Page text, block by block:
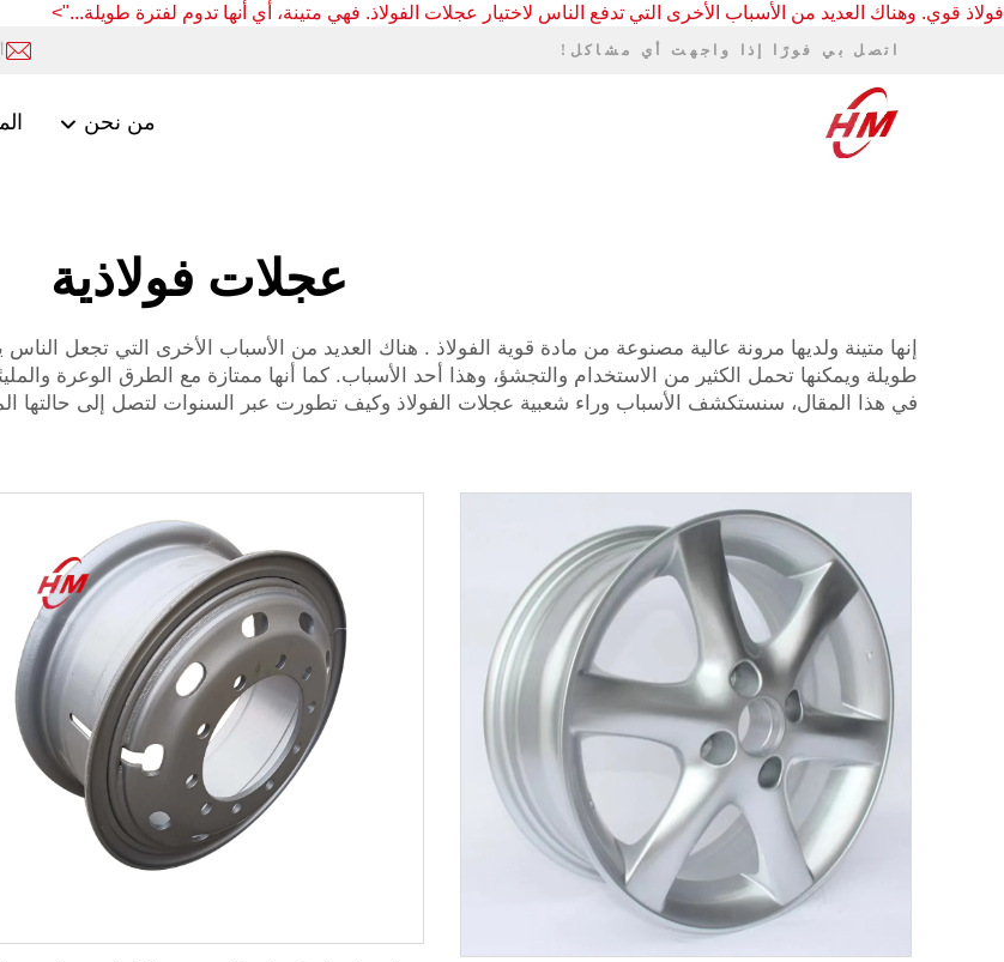
فولاذ قوي. وهناك العديد من الأسباب الأخرى التي تدفع الناس لاختيار عجلات الفولاذ. فهي متينة، أي أنها تدوم لفترة طويلة...">
اتصل بي فورًا إذا واجهت أي مشاكل!
من نحن
عجلات فولاذية
إنها متينة ولديها مرونة عالية مصنوعة من مادة قوية الفولاذ . هناك العديد من الأسباب الأخرى التي تجعل الناس
طويلة ويمكنها تحمل الكثير من الاستخدام والتجشؤ، وهذا أحد الأسباب. كما أنها ممتازة مع الطرق الوعرة
في هذا المقال، سنستكشف الأسباب وراء شعبية عجلات الفولاذ وكيف تطورت عبر السنوات لتصل إلى حالتها